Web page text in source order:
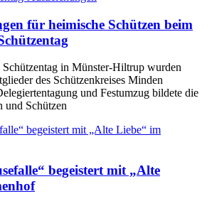
für heimische Schützen beim
in Münster-Hiltrup wurden
des Schützenkreises Minden
und Festumzug bildete die
und Schützen
begeistert mit „Alte